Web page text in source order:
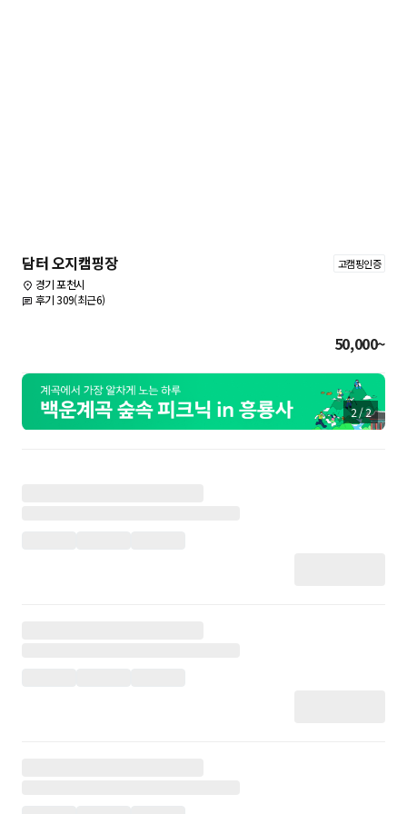
담터 오지캠핑장 고캠핑인증
경기 포천시
후기 309(최근6)
50,000~
2 /2